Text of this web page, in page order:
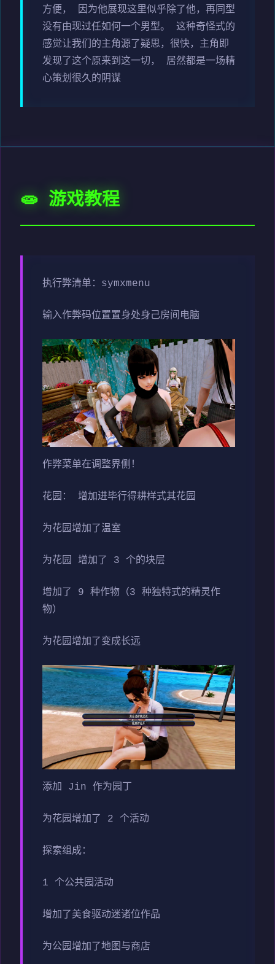
方便， 因为他展现这里似乎除了他，再同型
没有由现过任如何一个男型。 这种奇怪式的
感觉让我们的主角源了疑思，很快，主角即
发现了这个原来到这一切， 居然都是一场精
心策划很久的阴谋
🧫 游戏教程
执行弊清单：symxmenu
输入作弊码位置置身处身己房间电脑
作弊菜单在调整界侧！
花园： 增加进毕行得耕样式其花园
为花园增加了温室
为花园 增加了 3 个的块层
增加了 9 种作物（3 种独特式的精灵作
物）
为花园增加了变成长远
添加 Jin 作为园丁
为花园增加了 2 个活动
探索组成：
1 个公共园活动
增加了美食驱动迷诸位作品
为公园增加了地图与商店